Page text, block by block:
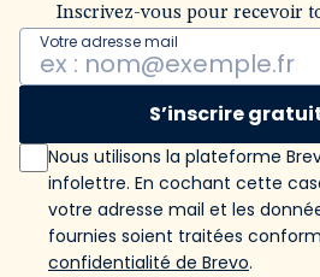
Inscrivez-vous pour recevoir
Votre adresse mail
S’inscrire
Nous utilisons la plateforme
infolettre. En cochant cette
votre adresse mail et les
fournies soient traitées
confidentialité de Brevo.